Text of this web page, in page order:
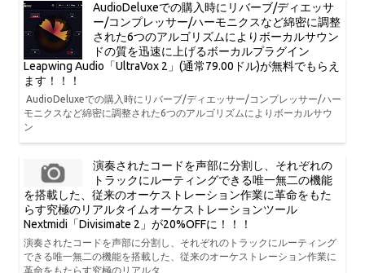
AudioDeluxeでの購入時にリバーブ/ディエッサ
ー/コンプレッサー/ハーモニクスなど綿密に調整
された6つのアルゴリズムによりボーカルサウン
ドの質を迅速に上げるボーカルプラグイン
Leapwing Audio「UltraVox 2」(通常79.00ドル)が無料でもらえ
ます！！！
AudioDeluxeでの購入時にリバーブ/ディエッサー/コンプレッサー/ハー
モニクスなど綿密に調整された6つのアルゴリズムによりボーカルサウ
ン
演奏されたコードを声部に分割し、それぞれの
トラックにルーティングできる唯一無二の機能
を搭載した、従来のオーケストレーション作業に革命をもた
らす究極のリアルタイムオーケストレーションツール
Nextmidi「Divisimate 2」が20%OFFに！！！
演奏されたコードを声部に分割し、それぞれのトラックにルーティング
できる唯一無二の機能を搭載した、従来のオーケストレーション作業に
革命をもたらす究極のリアルタ